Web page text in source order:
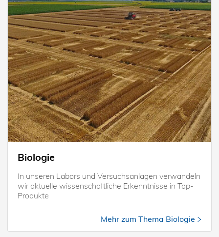
Biologie
In unseren Labors und Versuchsanlagen verwandeln
wir aktuelle wissenschaftliche Erkenntnisse in Top-
Produkte
Mehr zum Thema Biologie